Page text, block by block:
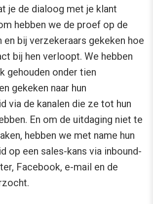
je de dialoog met je klant
hebben we de proef op de
en bij verzekeraars gekeken hoe
bij hen verloopt. We hebben
gehouden onder tien
gekeken naar hun
via de kanalen die ze tot hun
En om de uitdaging niet te
hebben we met name hun
op een sales-kans via inbound-
Facebook, e-mail en de